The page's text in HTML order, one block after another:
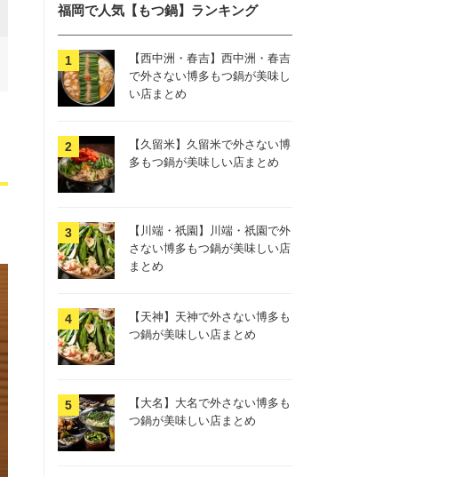
福岡で人気【もつ鍋】ランキング
【西中洲・春吉】西中洲・春吉
で外さない博多もつ鍋が美味し
い店まとめ
【久留米】久留米で外さない博
多もつ鍋が美味しい店まとめ
【川端・祇園】川端・祇園で外
さない博多もつ鍋が美味しい店
まとめ
【天神】天神で外さない博多も
つ鍋が美味しい店まとめ
【大名】大名で外さない博多も
つ鍋が美味しい店まとめ